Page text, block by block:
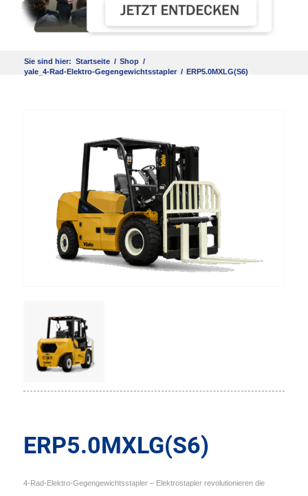
Sie sind hier: Startseite / Shop /
yale_4-Rad-Elektro-Gegengewichtsstapler / ERP5.0MXLG(S6)
ERP5.0MXLG(S6)
4-Rad-Elektro-Gegengewichtsstapler – Elektrostapler revolutionieren die